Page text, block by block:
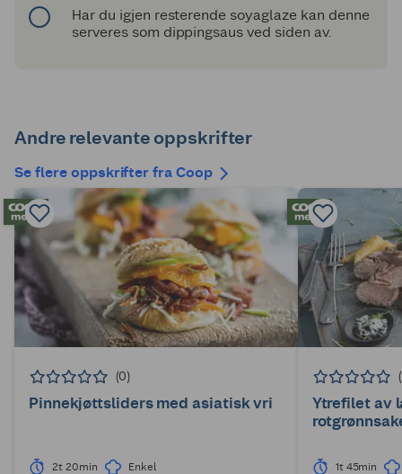
Har du igjen resterende soyaglaze kan denne
serveres som dippingsaus ved siden av.
Andre relevante oppskrifter
Se flere oppskrifter fra Coop
(0)
Pinnekjøttsliders med asiatisk vri
2t 20min Enkel
Ytrefilet av
1t 45min